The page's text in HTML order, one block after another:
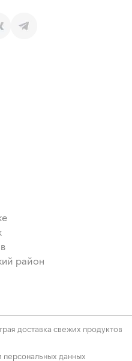
район
доставка свежих продуктов
данных